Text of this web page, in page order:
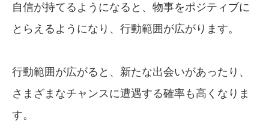
自信が持てるようになると、物事をポジティブに
とらえるようになり、行動範囲が広がります。
行動範囲が広がると、新たな出会いがあったり、
さまざまなチャンスに遭遇する確率も高くなりま
す。